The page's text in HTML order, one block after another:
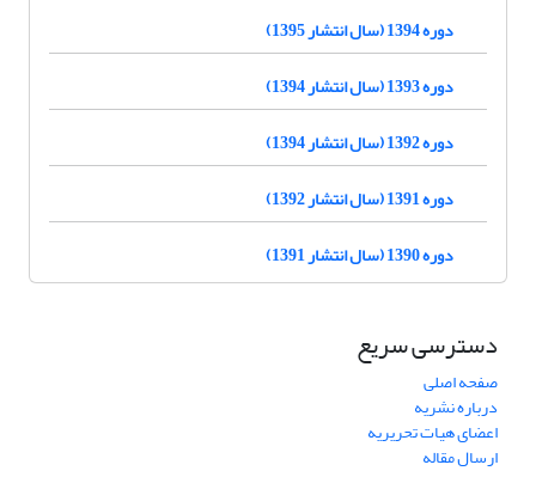
دوره 1394 (سال انتشار 1395)
دوره 1393 (سال انتشار 1394)
دوره 1392 (سال انتشار 1394)
دوره 1391 (سال انتشار 1392)
دوره 1390 (سال انتشار 1391)
دسترسی سریع
صفحه اصلی
درباره نشریه
اعضای هیات تحریریه
ارسال مقاله